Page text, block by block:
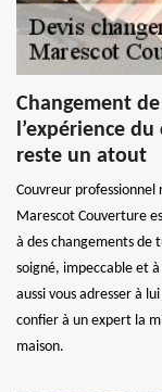
Changement
l’expérience
reste un atout
Couvreur
Marescot Couverture
à des changements de
soigné, impeccable et
aussi vous adresser à
confier à un expert la
maison.